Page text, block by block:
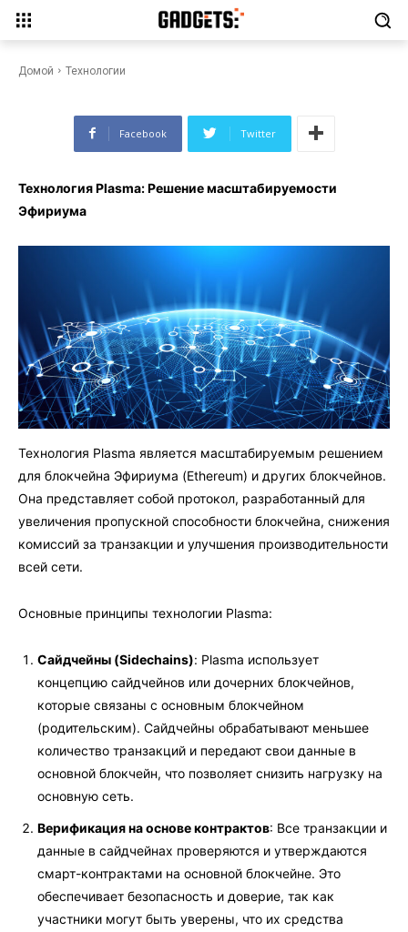
Домой Технологии
масштабируемости
Facebook Twitter
Технология Plasma: Решение масштабируемости
Эфириума
Технология Plasma является масштабируемым решением
для блокчейна Эфириума (Ethereum) и других блокчейнов.
Она представляет собой протокол, разработанный для
увеличения пропускной способности блокчейна, снижения
комиссий за транзакции и улучшения производительности
всей сети.
Основные принципы технологии Plasma:
Сайдчейны (Sidechains): Plasma использует
концепцию сайдчейнов или дочерних блокчейнов,
которые связаны с основным блокчейном
(родительским). Сайдчейны обрабатывают меньшее
количество транзакций и передают свои данные в
основной блокчейн, что позволяет снизить нагрузку на
основную сеть.
Верификация на основе контрактов: Все транзакции и
данные в сайдчейнах проверяются и утверждаются
смарт-контрактами на основной блокчейне. Это
обеспечивает безопасность и доверие, так как
участники могут быть уверены, что их средства